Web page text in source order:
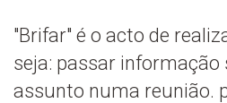
"Brifar" é o acto de
seja: passar
assunto numa reunião.